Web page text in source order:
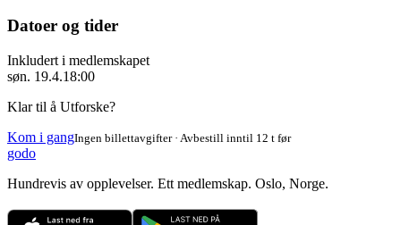
Datoer og tider
Inkludert i medlemskapet
søn. 19.4.18:00
Klar til å Utforske?
Kom i gangIngen billettavgifter · Avbestill inntil 12 t før
godo
Hundrevis av opplevelser. Ett medlemskap. Oslo, Norge.